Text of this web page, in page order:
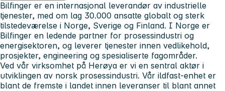
Bilfinger er en internasjonal leverandør av industrielle
tjenester, med om lag 30.000 ansatte globalt og sterk
tilstedeværelse i Norge, Sverige og Finland. I Norge er
Bilfinger en ledende partner for prosessindustri og
energisektoren, og leverer tjenester innen vedlikehold,
prosjekter, engineering og spesialiserte fagområder.
Ved vår virksomhet på Herøya er vi en sentral aktør i
utviklingen av norsk prosessindustri. Vår ildfast-enhet er
blant de fremste i landet innen leveranser til blant annet